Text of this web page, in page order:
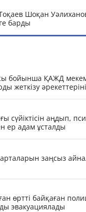
Шоқан
барды
бойынша ҚАЖД
жеткізу
сүйіктісін аңдып,
ер адам ұсталды
заңсыз
өртті байқаған
эвакуациялады